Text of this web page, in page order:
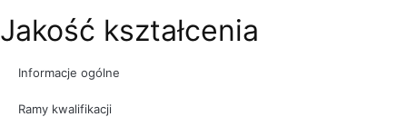
Jakość kształcenia
Informacje ogólne
Ramy kwalifikacji